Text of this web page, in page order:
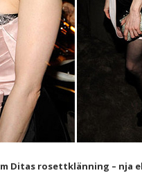
Ditas rosettklänning – nja